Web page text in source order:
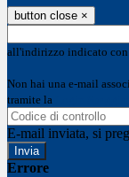
button close ×
all'indirizzo indicato con
Non hai una e-mail
tramite la
E-mail inviata, si
Errore